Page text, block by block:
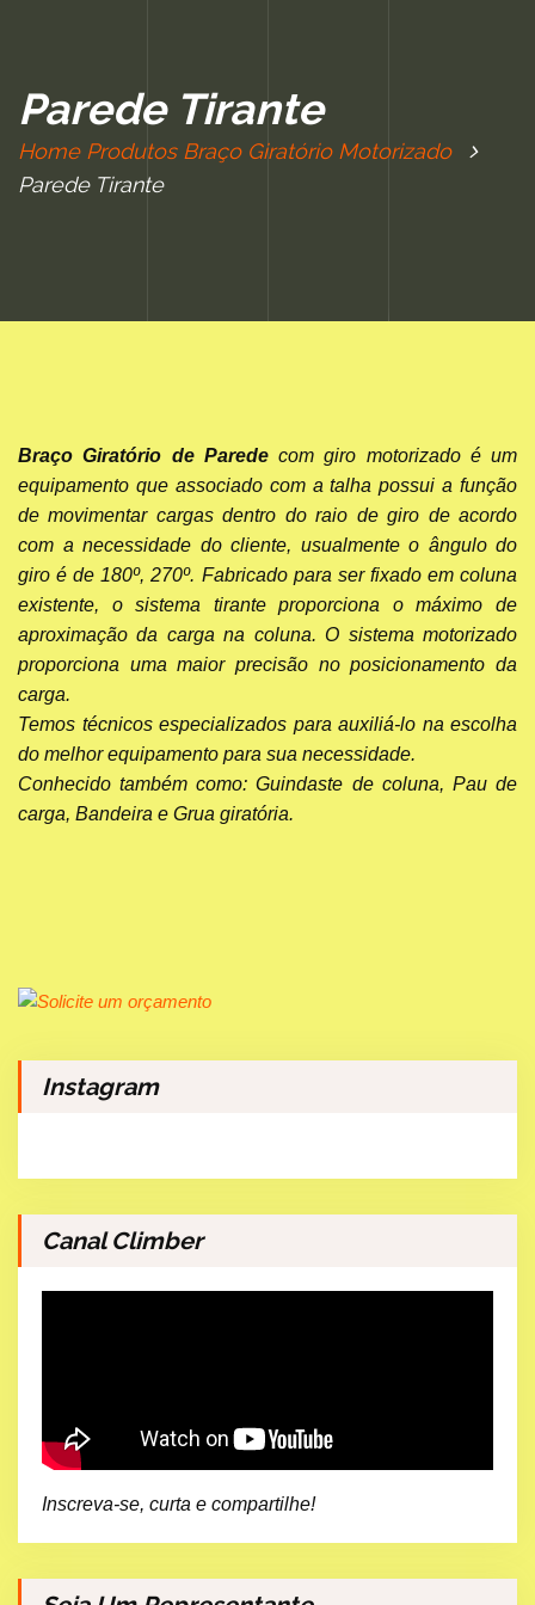
Parede Tirante
Home Produtos Braço Giratório Motorizado
Parede Tirante
Braço Giratório de Paredecom giro motorizado é um
equipamento que associado com a talha possui a função
de movimentar cargas dentro do raio de giro de acordo
com a necessidade do cliente, usualmente o ângulo do
giro é de 180º, 270º. Fabricado para ser fixado em coluna
existente, o sistema tirante proporciona o máximo de
aproximação da carga na coluna. O sistema motorizado
proporciona uma maior precisão no posicionamento da
carga.
Temos técnicos especializados para auxiliá-lo na escolha
do melhor equipamento para sua necessidade.
Conhecido também como: Guindaste de coluna, Pau de
carga, Bandeira e Grua giratória.
Instagram
Canal Climber
Inscreva-se, curta e compartilhe!